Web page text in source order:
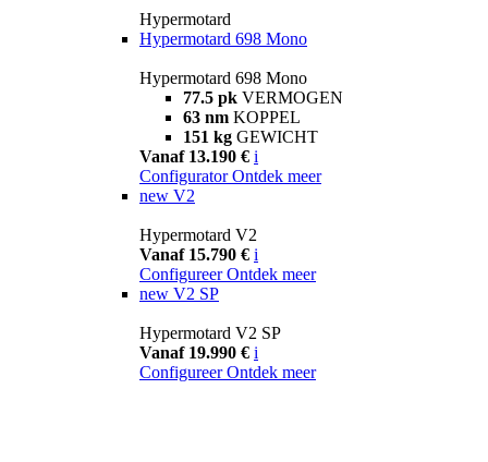
Hypermotard
Hypermotard 698 Mono
Hypermotard 698 Mono
77.5 pk VERMOGEN
63 nm KOPPEL
151 kg GEWICHT
Vanaf 13.190 € i
Configurator Ontdek meer
new V2
Hypermotard V2
Vanaf 15.790 € i
Configureer Ontdek meer
new V2 SP
Hypermotard V2 SP
Vanaf 19.990 € i
Configureer Ontdek meer